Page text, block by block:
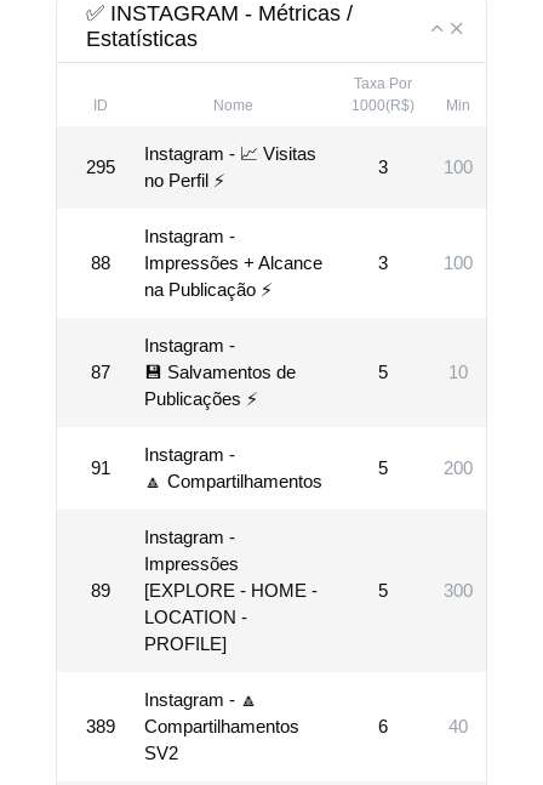
✅ INSTAGRAM - Métricas /
Estatísticas
ID Nome
Taxa Por
1000(R$)
Min
295
Instagram - 📈 Visitas
no Perfil ⚡
3 100
88
Instagram -
Impressões + Alcance
na Publicação ⚡
3 100
87
Instagram -
💾 Salvamentos de
Publicações ⚡
5 10
91
Instagram -
🔼 Compartilhamentos
5 200
89
Instagram -
Impressões
[EXPLORE - HOME -
LOCATION -
PROFILE]
5 300
389
Instagram - 🔼
Compartilhamentos
SV2
6 40